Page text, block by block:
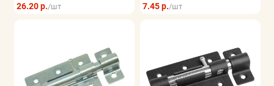
26.20 р./шт 7.45 р./шт